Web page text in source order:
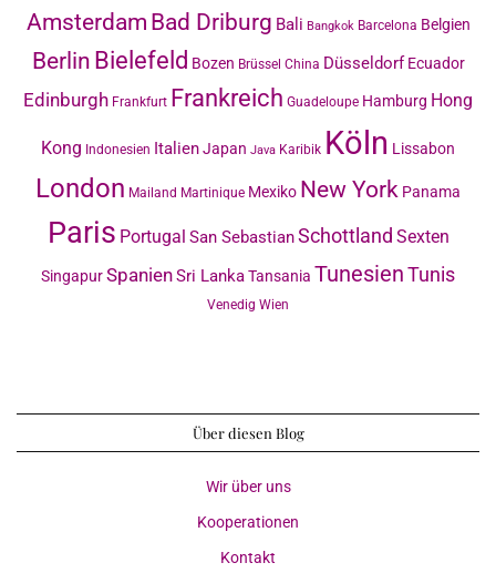
Amsterdam Bad Driburg Bali Bangkok Barcelona Belgien
Berlin Bielefeld Bozen Brüssel China Düsseldorf Ecuador
Edinburgh Frankfurt Frankreich Guadeloupe Hamburg Hong
Kong Indonesien ItalienJapan Java Karibik Köln Lissabon
London Mailand Martinique Mexiko New York Panama
Paris Portugal San SebastianSchottland Sexten
SingapurSpanienSri Lanka Tansania TunesienTunis
Venedig Wien
Über diesen Blog
Wir über uns
Kooperationen
Kontakt